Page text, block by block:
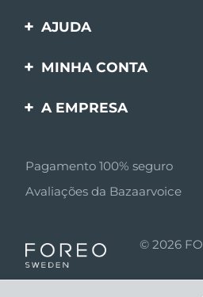
AJUDA
Entre em contato
MINHA CONTA
Registro de produto
A EMPRESA
Afiliados
Notícias de afiliados
Parceiro minoritário
Pagamento 100% seguro
Avaliações da Bazaarvoice
© 2026